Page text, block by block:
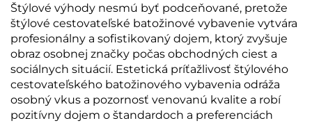
Štýlové výhody nesmú byť podceňované, pretože
štýlové cestovateľské batožinové vybavenie vytvára
profesionálny a sofistikovaný dojem, ktorý zvyšuje
obraz osobnej značky počas obchodných ciest a
sociálnych situácií. Estetická príťažlivosť štýlového
cestovateľského batožinového vybavenia odráža
osobný vkus a pozornosť venovanú kvalite a robí
pozitívny dojem o štandardoch a preferenciách